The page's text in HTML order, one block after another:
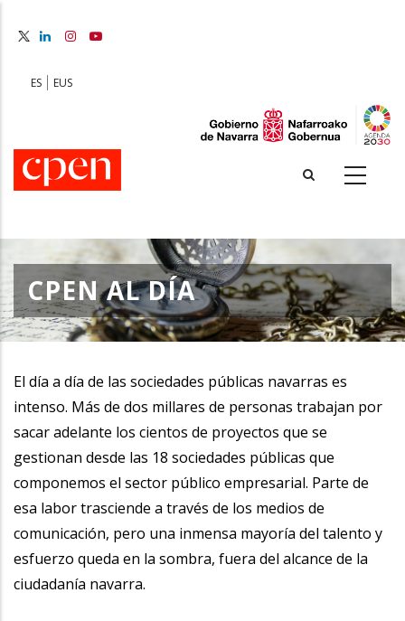
content
ES EUS
CPEN AL DÍA
El día a día de las sociedades públicas navarras es
intenso. Más de dos millares de personas trabajan por
sacar adelante los cientos de proyectos que se
gestionan desde las 18 sociedades públicas que
componemos el sector público empresarial. Parte de
esa labor trasciende a través de los medios de
comunicación, pero una inmensa mayoría del talento y
esfuerzo queda en la sombra, fuera del alcance de la
ciudadanía navarra.